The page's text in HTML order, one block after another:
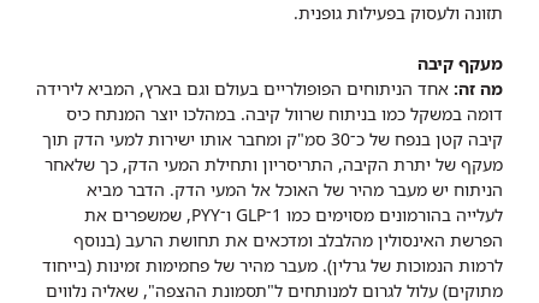
תזונה ולעסוק בפעילות גופנית.
מעקף קיבה
מה זה: אחד הניתוחים הפופולריים בעולם וגם בארץ, המביא לירידה
דומה במשקל כמו בניתוח שרוול קיבה. במהלכו יוצר המנתח כיס
קיבה קטן בנפח של כ־30 סמ"ק ומחבר אותו ישירות למעי הדק תוך
מעקף של יתרת הקיבה, התריסריון ותחילת המעי הדק, כך שלאחר
הניתוח יש מעבר מהיר של האוכל אל המעי הדק. הדבר מביא
לעלייה בהורמונים מסוימים כמו 1־GLP ו־PYY, שמשפרים את
הפרשת האינסולין מהלבלב ומדכאים את תחושת הרעב (בנוסף
לרמות הנמוכות של גרלין). מעבר מהיר של פחמימות זמינות (בייחוד
מתוקים) עלול לגרום למנותחים ל"תסמונת ההצפה", שאליה נלווים